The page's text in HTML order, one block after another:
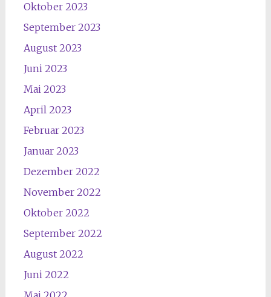
Oktober 2023
September 2023
August 2023
Juni 2023
Mai 2023
April 2023
Februar 2023
Januar 2023
Dezember 2022
November 2022
Oktober 2022
September 2022
August 2022
Juni 2022